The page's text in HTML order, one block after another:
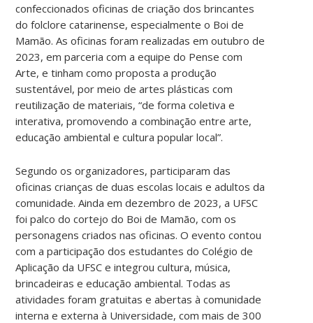
confeccionados oficinas de criação dos brincantes
do folclore catarinense, especialmente o Boi de
Mamão. As oficinas foram realizadas em outubro de
2023, em parceria com a equipe do Pense com
Arte, e tinham como proposta a produção
sustentável, por meio de artes plásticas com
reutilização de materiais, “de forma coletiva e
interativa, promovendo a combinação entre arte,
educação ambiental e cultura popular local”.
Segundo os organizadores, participaram das
oficinas crianças de duas escolas locais e adultos da
comunidade. Ainda em dezembro de 2023, a UFSC
foi palco do cortejo do Boi de Mamão, com os
personagens criados nas oficinas. O evento contou
com a participação dos estudantes do Colégio de
Aplicação da UFSC e integrou cultura, música,
brincadeiras e educação ambiental. Todas as
atividades foram gratuitas e abertas à comunidade
interna e externa à Universidade, com mais de 300